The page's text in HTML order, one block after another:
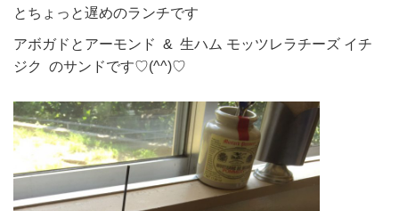
とちょっと遅めのランチです
アボガドとアーモンド & 生ハム モッツレラチーズ イチ
ジク のサンドです♡(^^)♡